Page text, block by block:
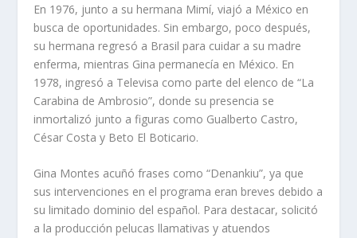
En 1976, junto a su hermana Mimí, viajó a México en
busca de oportunidades. Sin embargo, poco después,
su hermana regresó a Brasil para cuidar a su madre
enferma, mientras Gina permanecía en México. En
1978, ingresó a Televisa como parte del elenco de “La
Carabina de Ambrosio”, donde su presencia se
inmortalizó junto a figuras como Gualberto Castro,
César Costa y Beto El Boticario.
Gina Montes acuñó frases como “Denankiu”, ya que
sus intervenciones en el programa eran breves debido a
su limitado dominio del español. Para destacar, solicitó
a la producción pelucas llamativas y atuendos